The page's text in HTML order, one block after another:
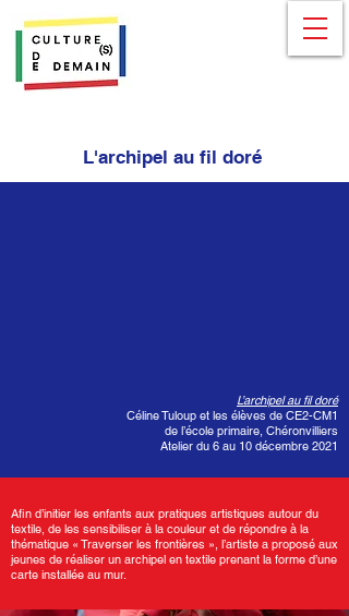
L'archipel au fil doré
L’archipel au fil doré
Céline Tuloup et les élèves de CE2-CM1
de l’école primaire, Chéronvilliers
Atelier du 6 au 10 décembre 2021
Afin d’initier les enfants aux pratiques artistiques autour du
textile, de les sensibiliser à la couleur et de répondre à la
thématique « Traverser les frontières », l’artiste a proposé aux
jeunes de réaliser un archipel en textile prenant la forme d’une
carte installée au mur.